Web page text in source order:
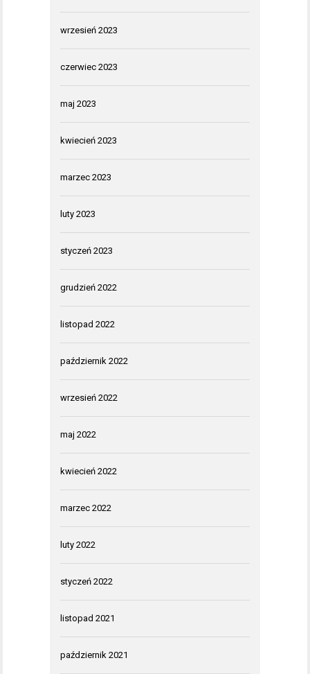
wrzesień 2023
czerwiec 2023
maj 2023
kwiecień 2023
marzec 2023
luty 2023
styczeń 2023
grudzień 2022
listopad 2022
październik 2022
wrzesień 2022
maj 2022
kwiecień 2022
marzec 2022
luty 2022
styczeń 2022
listopad 2021
październik 2021